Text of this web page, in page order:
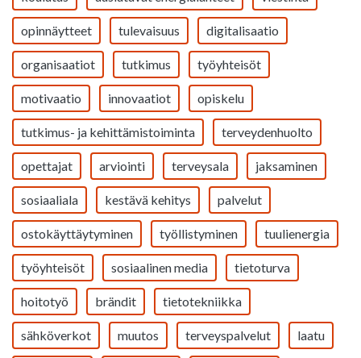
opinnäytteet tulevaisuus digitalisaatio
organisaatiot tutkimus työyhteisöt
motivaatio innovaatiot opiskelu
tutkimus- ja kehittämistoiminta terveydenhuolto
opettajat arviointi terveysala jaksaminen
sosiaaliala kestävä kehitys palvelut
ostokäyttäytyminen työllistyminen tuulienergia
työyhteisöt sosiaalinen media tietoturva
hoitotyö brändit tietotekniikka
sähköverkot muutos terveyspalvelut laatu